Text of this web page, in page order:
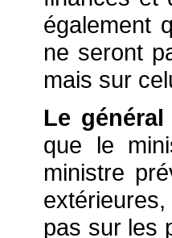
également
ne seront
mais sur
Le
que le
ministre
pas sur les